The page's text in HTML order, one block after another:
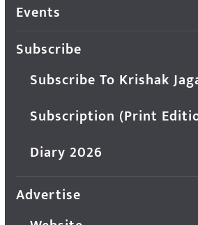
Events
Subscribe
Subscribe To Krishak
Subscription (Print
Diary 2026
Advertise